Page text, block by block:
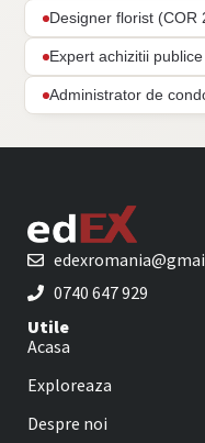
Designer florist (COR
Expert achizitii
Administrator de
0740 647 929
Utile
Acasa
Exploreaza
Despre noi